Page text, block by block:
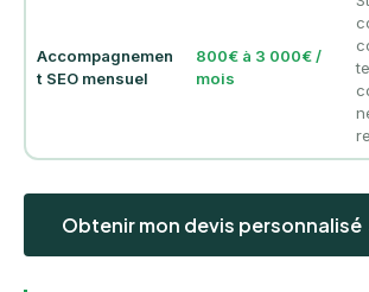
Accompagnemen
t SEO mensuel
800€ à 3 000€ /
mois
Obtenir mon devis personnalisé